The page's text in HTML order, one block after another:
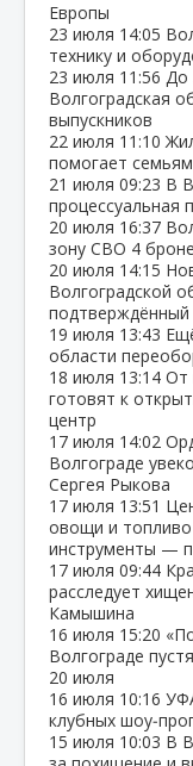
Европы
23 июля 14:05
технику и
23 июля 11:56 До
Волгоградская
выпускников
22 июля 11:10
помогает
21 июля 09:23 В
процессуальная
20 июля 16:37
зону СВО 4
20 июля 14:15
Волгоградской
подтверждённый
19 июля 13:43
области
18 июля 13:14 От
готовят к
центр
17 июля 14:02
Волгограде
Сергея Рыкова
17 июля 13:51
овощи и
инструменты —
17 июля 09:44
расследует
Камышина
16 июля 15:20
Волгограде
20 июля
16 июля 10:16
клубных
15 июля 10:03 В